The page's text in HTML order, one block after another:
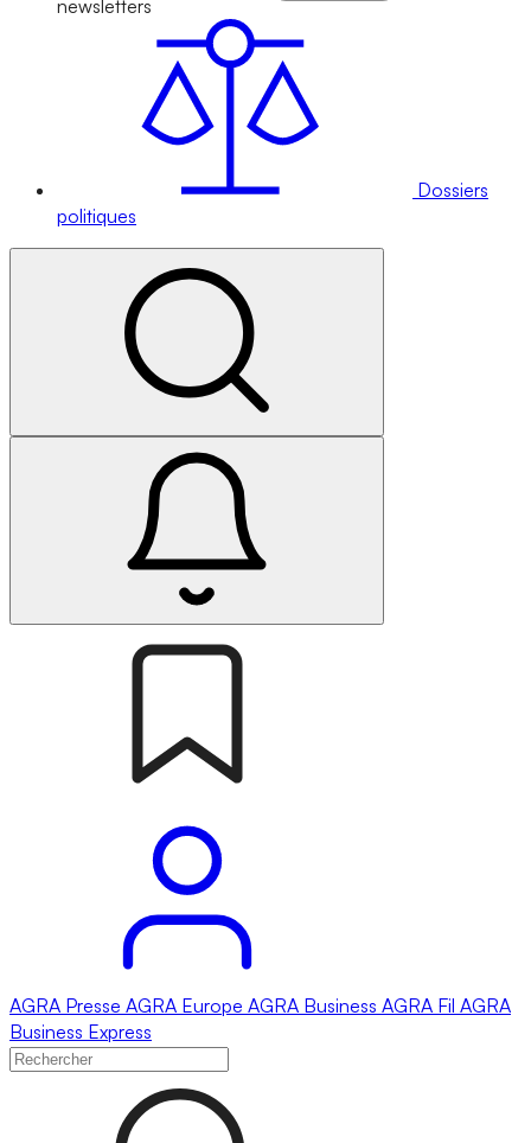
newsletters
Dossiers
politiques
AGRA Presse AGRA Europe AGRA Business AGRA Fil AGRA
Business Express